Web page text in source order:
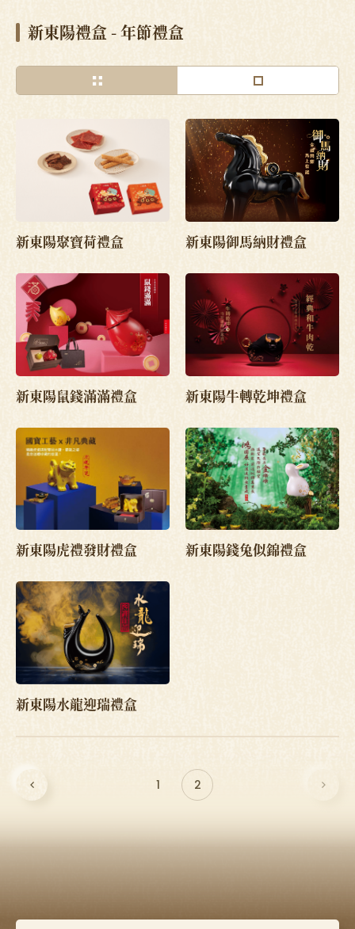
新東陽禮盒 - 年節禮盒
新東陽聚寶荷禮盒 新東陽御馬納財禮盒
新東陽鼠錢滿滿禮盒 新東陽牛轉乾坤禮盒
新東陽虎禮發財禮盒 新東陽錢兔似錦禮盒
新東陽水龍迎瑞禮盒
1 2